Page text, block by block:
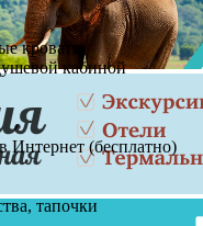
кровати
кабиной
Интернет (бесплатно)
тапочки